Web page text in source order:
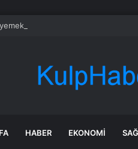
sahip ülke belli oldu: İlk
HABER EKONOMI